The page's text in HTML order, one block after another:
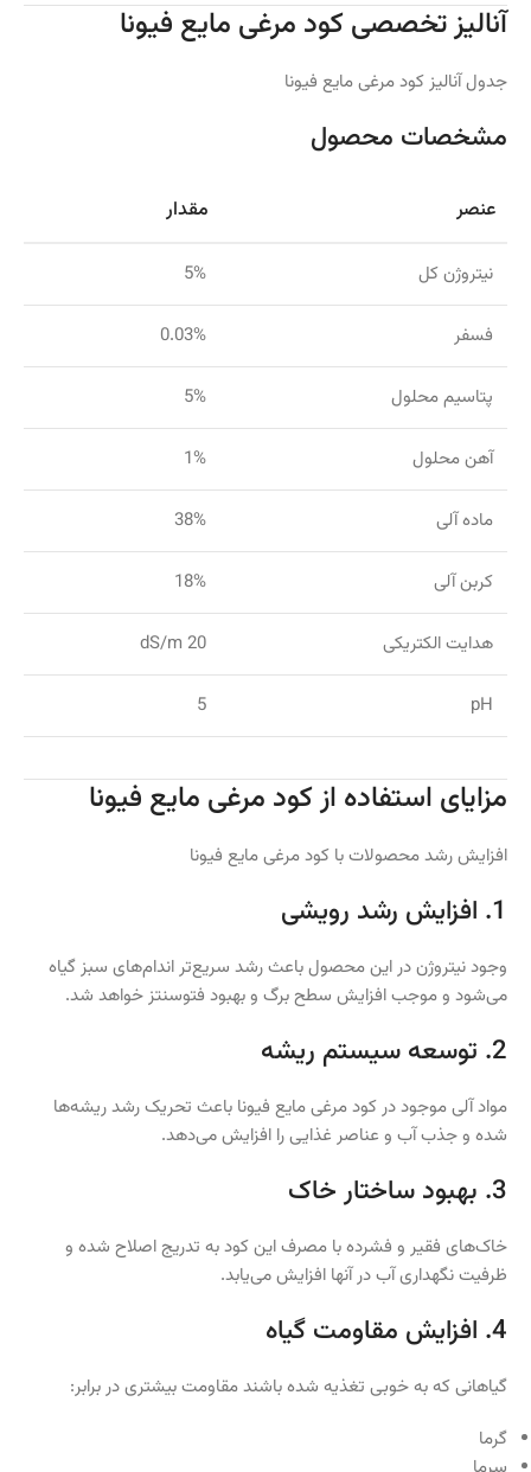
آنالیز تخصصی کود مرغی مایع فیونا
جدول آنالیز کود مرغی مایع فیونا
مشخصات محصول
عنصر مقدار
نیتروژن کل 5%
فسفر 0.03%
پتاسیم محلول 5%
آهن محلول 1%
ماده آلی 38%
کربن آلی 18%
هدایت الکتریکی 20 dS/m
pH
5
مزایای استفاده از کود مرغی مایع فیونا
افزایش رشد محصولات با کود مرغی مایع فیونا
1. افزایش رشد رویشی
وجود نیتروژن در این محصول باعث رشد سریع‌تر اندام‌های سبز گیاه
می‌شود و موجب افزایش سطح برگ و بهبود فتوسنتز خواهد شد.
2. توسعه سیستم ریشه
مواد آلی موجود در کود مرغی مایع فیونا باعث تحریک رشد ریشه‌ها
شده و جذب آب و عناصر غذایی را افزایش می‌دهد.
3. بهبود ساختار خاک
خاک‌های فقیر و فشرده با مصرف این کود به تدریج اصلاح شده و
ظرفیت نگهداری آب در آنها افزایش می‌یابد.
4. افزایش مقاومت گیاه
گیاهانی که به خوبی تغذیه شده باشند مقاومت بیشتری در برابر:
گرما